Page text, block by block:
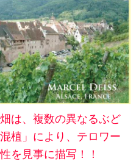
は、複数の異なるぶど
植」により、テロワー
を見事に描写！！